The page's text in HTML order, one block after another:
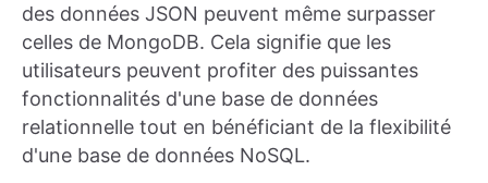
des données JSON peuvent même surpasser
celles de MongoDB. Cela signifie que les
utilisateurs peuvent profiter des puissantes
fonctionnalités d'une base de données
relationnelle tout en bénéficiant de la flexibilité
d'une base de données NoSQL.